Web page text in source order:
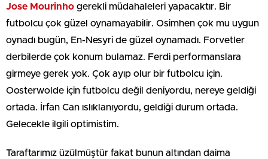
Jose Mourinho gerekli müdahaleleri yapacaktır. Bir
futbolcu çok güzel oynamayabilir. Osimhen çok mu uygun
oynadı bugün, En-Nesyri de güzel oynamadı. Forvetler
derbilerde çok konum bulamaz. Ferdi performanslara
girmeye gerek yok. Çok ayıp olur bir futbolcu için.
Oosterwolde için futbolcu değil deniyordu, nereye geldiği
ortada. İrfan Can ıslıklanıyordu, geldiği durum ortada.
Gelecekle ilgili optimistim.
Taraftarımız üzülmüştür fakat bunun altından daima